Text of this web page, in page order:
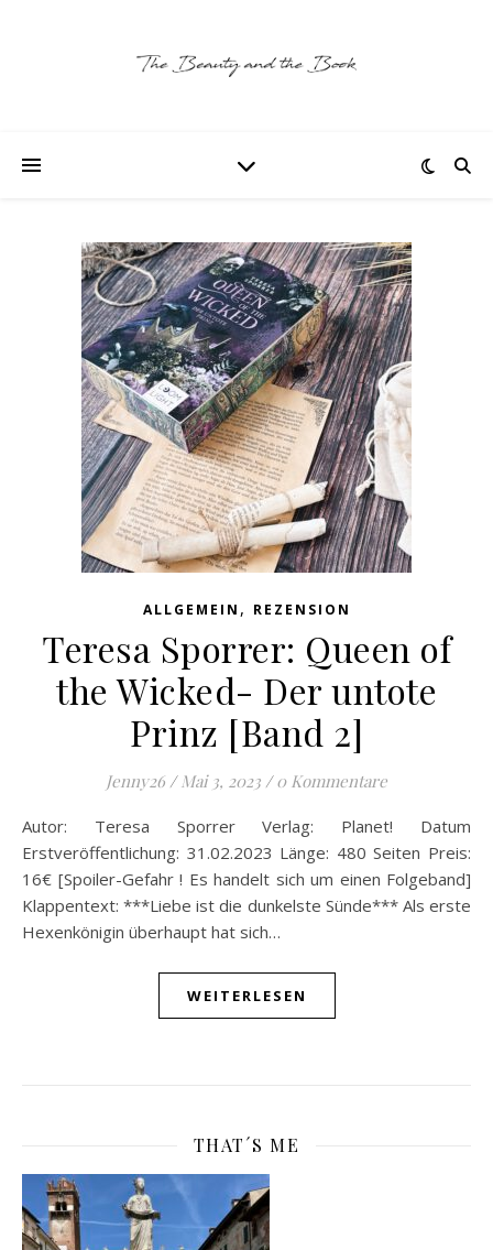
ALLGEMEIN , REZENSION
Teresa Sporrer: Queen of
the Wicked- Der untote
Prinz [Band 2]
Jenny26 / Mai 3, 2023 / 0 Kommentare
Autor: Teresa Sporrer Verlag: Planet! Datum
Erstveröffentlichung: 31.02.2023 Länge: 480 Seiten Preis:
16€ [Spoiler-Gefahr ! Es handelt sich um einen Folgeband]
Klappentext: ***Liebe ist die dunkelste Sünde*** Als erste
Hexenkönigin überhaupt hat sich…
WEITERLESEN
THAT´S ME